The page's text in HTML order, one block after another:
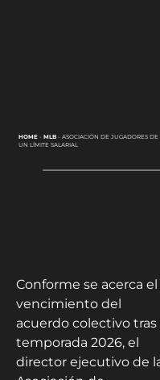
HOME- MLB- ASOCIACIÓN DE JUGADORES
UN LÍMITE SALARIAL
Conforme se acerca el
vencimiento del
acuerdo colectivo tras
temporada 2026, el
director ejecutivo de